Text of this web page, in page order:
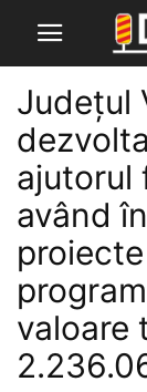
Județul
ajutorul
având
valoare